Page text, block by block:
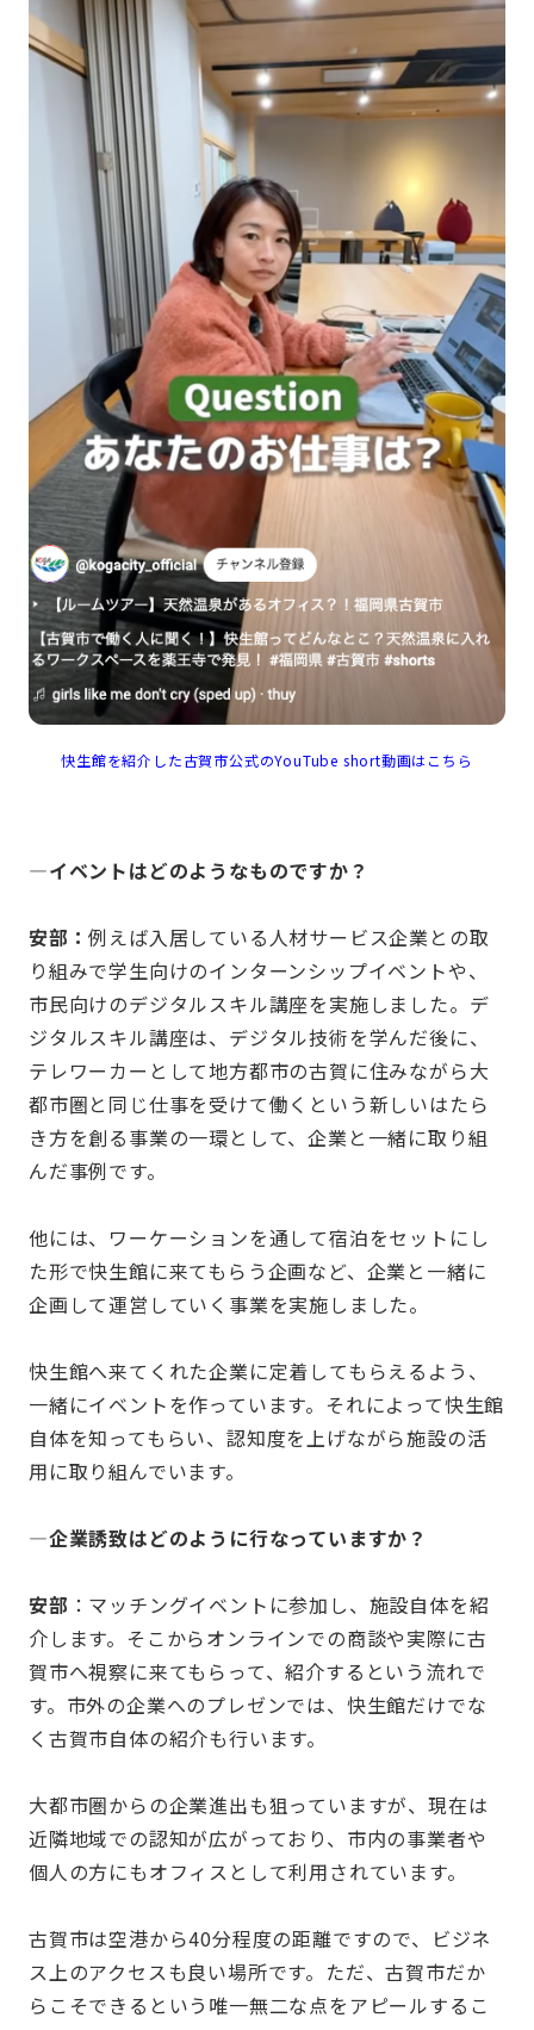
快生館を紹介した古賀市公式のYouTube short動画はこちら
—イベントはどのようなものですか？
安部：例えば入居している人材サービス企業との取
り組みで学生向けのインターンシップイベントや、
市民向けのデジタルスキル講座を実施しました。デ
ジタルスキル講座は、デジタル技術を学んだ後に、
テレワーカーとして地方都市の古賀に住みながら大
都市圏と同じ仕事を受けて働くという新しいはたら
き方を創る事業の一環として、企業と一緒に取り組
んだ事例です。
他には、ワーケーションを通して宿泊をセットにし
た形で快生館に来てもらう企画など、企業と一緒に
企画して運営していく事業を実施しました。
快生館へ来てくれた企業に定着してもらえるよう、
一緒にイベントを作っています。それによって快生館
自体を知ってもらい、認知度を上げながら施設の活
用に取り組んでいます。
—企業誘致はどのように行なっていますか？
安部 ：マッチングイベントに参加し、施設自体を紹
介します。そこからオンラインでの商談や実際に古
賀市へ視察に来てもらって、紹介するという流れで
す。市外の企業へのプレゼンでは、快生館だけでな
く古賀市自体の紹介も行います。
大都市圏からの企業進出も狙っていますが、現在は
近隣地域での認知が広がっており、市内の事業者や
個人の方にもオフィスとして利用されています。
古賀市は空港から40分程度の距離ですので、ビジネ
ス上のアクセスも良い場所です。ただ、古賀市だか
らこそできるという唯一無二な点をアピールするこ